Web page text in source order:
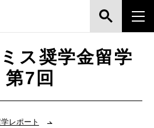
学レポート
ス奨学金留学
7回